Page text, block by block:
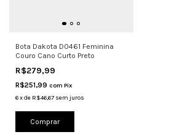
Bota Dakota D0461 Feminina
Couro Cano Curto Preto
R$279,99
R$251,99 com Pix
6xde R$46,67 sem juros
Comprar